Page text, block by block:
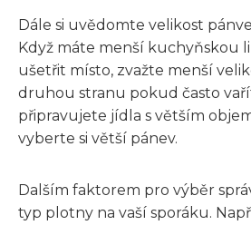
Dále si uvědomte velikost
Když máte menší kuchyňskou
ušetřit místo, zvažte menší
druhou stranu pokud často
připravujete jídla s větším
vyberte si větší pánev.
Dalším faktorem pro výběr
typ plotny na vaší sporáku.